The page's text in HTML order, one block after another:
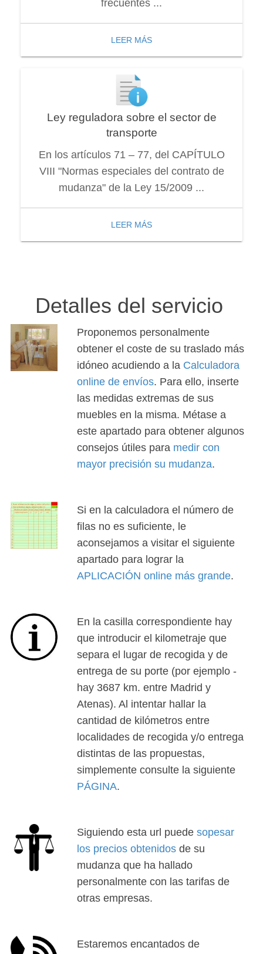
frecuentes ...
LEER MÁS
Ley reguladora sobre el sector de
transporte
En los artículos 71 – 77, del CAPÍTULO
VIII "Normas especiales del contrato de
mudanza" de la Ley 15/2009 ...
LEER MÁS
Detalles del servicio
Proponemos personalmente
obtener el coste de su traslado más
idóneo acudiendo a la Calculadora
online de envíos. Para ello, inserte
las medidas extremas de sus
muebles en la misma. Métase a
este apartado para obtener algunos
consejos útiles para medir con
mayor precisión su mudanza.
Si en la calculadora el número de
filas no es suficiente, le
aconsejamos a visitar el siguiente
apartado para lograr la
APLICACIÓN online más grande.
En la casilla correspondiente hay
que introducir el kilometraje que
separa el lugar de recogida y de
entrega de su porte (por ejemplo -
hay 3687 km. entre Madrid y
Atenas). Al intentar hallar la
cantidad de kilómetros entre
localidades de recogida y/o entrega
distintas de las propuestas,
simplemente consulte la siguiente
PÁGINA.
Siguiendo esta url puede sopesar
los precios obtenidos de su
mudanza que ha hallado
personalmente con las tarifas de
otras empresas.
Estaremos encantados de